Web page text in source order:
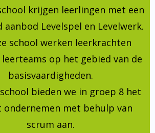
krijgen leerlingen met een
aanbod Levelspel en Levelwerk.
school werken leerkrachten
op het gebied van de
basisvaardigheden.
bieden we in groep 8 het
ondernemen met behulp van
scrum aan.